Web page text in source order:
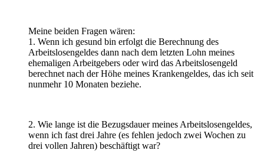
Meine beiden Fragen wären:
1. Wenn ich gesund bin erfolgt die Berechnung des
Arbeitslosengeldes dann nach dem letzten Lohn meines
ehemaligen Arbeitgebers oder wird das Arbeitslosengeld
berechnet nach der Höhe meines Krankengeldes, das ich seit
nunmehr 10 Monaten beziehe.
2. Wie lange ist die Bezugsdauer meines Arbeitslosengeldes,
wenn ich fast drei Jahre (es fehlen jedoch zwei Wochen zu
drei vollen Jahren) beschäftigt war?